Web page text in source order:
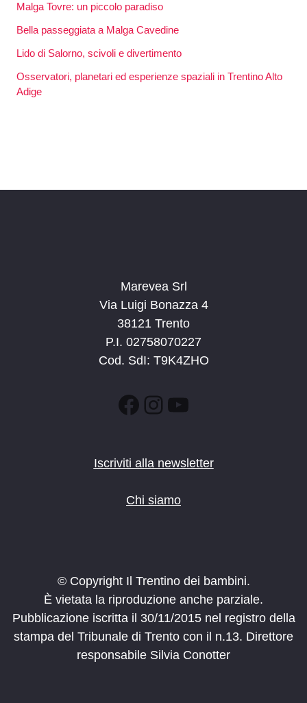
Malga Tovre: un piccolo paradiso
Bella passeggiata a Malga Cavedine
Lido di Salorno, scivoli e divertimento
Osservatori, planetari ed esperienze spaziali in Trentino Alto
Adige
Marevea Srl
Via Luigi Bonazza 4
38121 Trento
P.I. 02758070227
Cod. SdI: T9K4ZHO
Facebook
Instagram
YouTube
Iscriviti alla newsletter
Chi siamo
© Copyright Il Trentino dei bambini.
È vietata la riproduzione anche parziale.
Pubblicazione iscritta il 30/11/2015 nel registro della
stampa del Tribunale di Trento con il n.13. Direttore
responsabile Silvia Conotter